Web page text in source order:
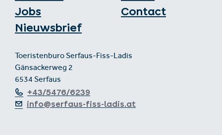
Jobs
Nieuwsbrief
Contact
Toeristenburo Serfaus-Fiss-Ladis
Gänsackerweg 2
6534 Serfaus
+43/5476/6239
info@serfaus-fiss-ladis.at